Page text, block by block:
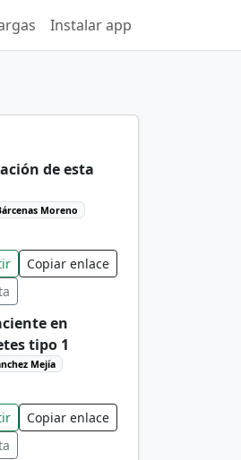
Instalar app
de esta
Moreno
Copiar enlace
en
tipo 1
Mejía
Copiar enlace